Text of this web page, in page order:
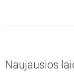
Naujausios